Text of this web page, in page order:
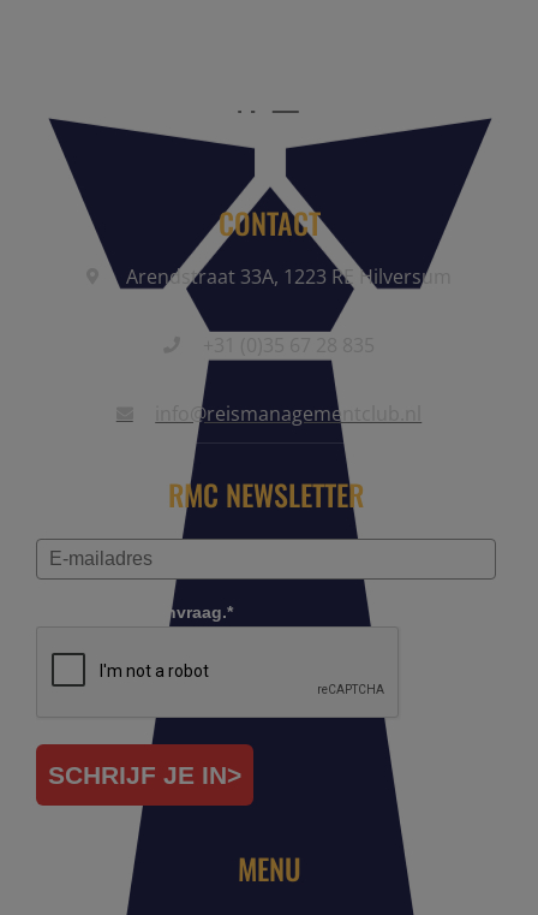
CONTACT
Arendstraat 33A, 1223 RE Hilversum
info@reismanagementclub.nl
RMC NEWSLETTER
Controleer je aanvraag.*
SCHRIJF JE IN>
MENU